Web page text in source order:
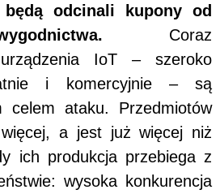
będą odcinali kupony od
Coraz
urządzenia IoT – szeroko
i komercyjnie – są
celem ataku. Przedmiotów
a jest już więcej niż
ich produkcja przebiega z
wysoka konkurencja